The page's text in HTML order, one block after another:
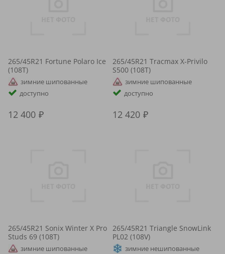
265/45R21 Fortune Polaro Ice
(108T)
зимние шипованные
доступно
12 400
265/45R21 Tracmax X-Privilo
S500 (108T)
зимние шипованные
доступно
12 420
265/45R21 Sonix Winter X Pro
Studs 69 (108T)
зимние шипованные
265/45R21 Triangle SnowLink
PL02 (108V)
зимние нешипованные